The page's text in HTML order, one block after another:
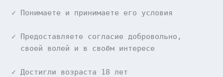
✓ Понимаете и принимаете его условия
✓ Предоставляете согласие добровольно,
  своей волей и в своём интересе
✓ Достигли возраста 18 лет